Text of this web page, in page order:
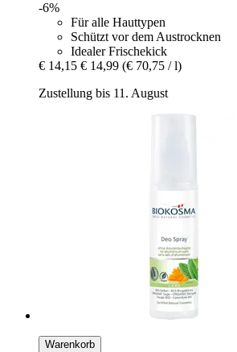
-6%
Für alle Hauttypen
Schützt vor dem Austrocknen
Idealer Frischekick
€ 14,15 € 14,99 (€ 70,75 / l)
Zustellung bis 11. August
Warenkorb